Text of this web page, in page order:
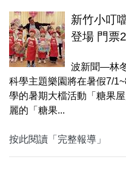
新竹小叮
登場 門票
波新聞—林
科學主題樂園將在暑假7/
學的暑期大檔活動「糖果
麗的「糖果...
按此閱讀「完整報導」